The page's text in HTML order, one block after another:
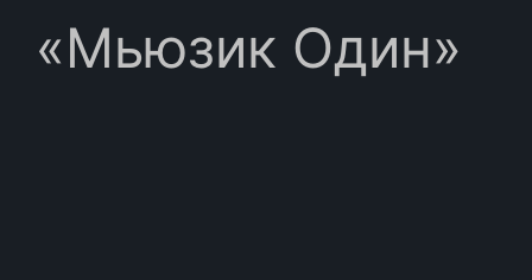
«Мьюзик Один»